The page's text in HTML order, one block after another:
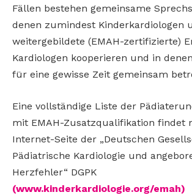
Fällen bestehen gemeinsame
denen zumindest Kinderkardiologen
weitergebildete (EMAH-zertifizierte)
Kardiologen kooperieren und in
für eine gewisse Zeit gemeinsam
Eine vollständige Liste der
mit EMAH-Zusatzqualifikation findet
Internet-Seite der „Deutschen
Pädiatrische Kardiologie und
Herzfehler“ DGPK
(www.kinderkardiologie.org/emah)